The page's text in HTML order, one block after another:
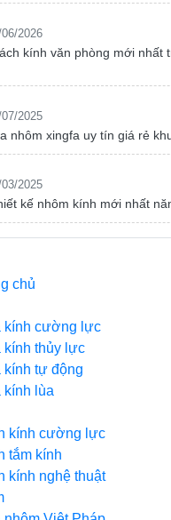
2026
kính văn phòng mới nhất
2025
nhôm xingfa uy tín giá rẻ
2025
kế nhôm kính mới nhất
chủ
kính cường lực
kính thủy lực
kính tự động
kính lùa
kính cường lực
tắm kính
kính nghệ thuật